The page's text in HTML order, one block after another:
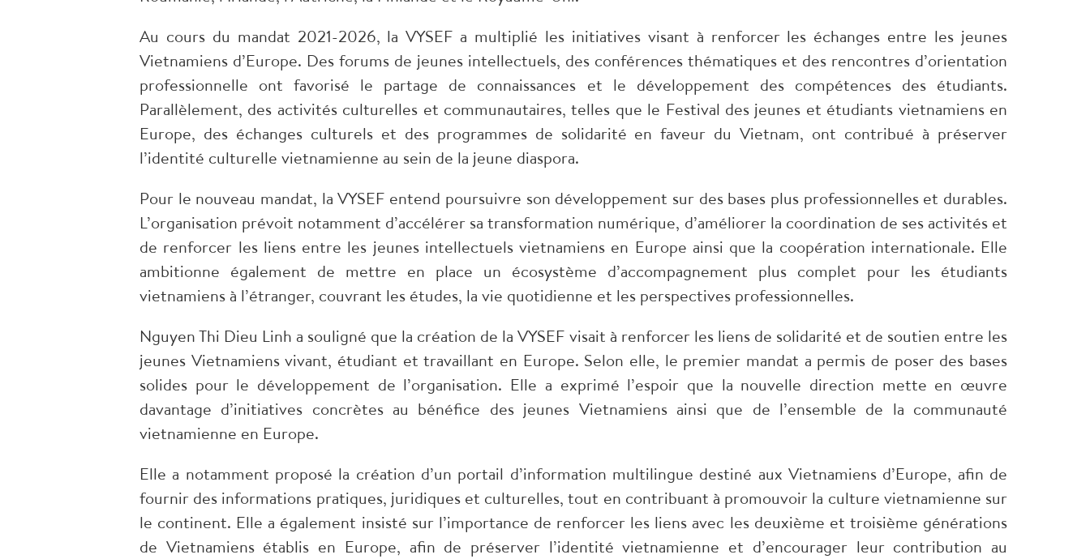
Au cours du mandat 2021-2026, la VYSEF a multiplié les initiatives visant à renforcer les échanges entre les jeunes
Vietnamiens d’Europe. Des forums de jeunes intellectuels, des conférences thématiques et des rencontres d’orientation
professionnelle ont favorisé le partage de connaissances et le développement des compétences des étudiants.
Parallèlement, des activités culturelles et communautaires, telles que le Festival des jeunes et étudiants vietnamiens en
Europe, des échanges culturels et des programmes de solidarité en faveur du Vietnam, ont contribué à préserver
l’identité culturelle vietnamienne au sein de la jeune diaspora.
Pour le nouveau mandat, la VYSEF entend poursuivre son développement sur des bases plus professionnelles et durables.
L’organisation prévoit notamment d’accélérer sa transformation numérique, d’améliorer la coordination de ses activités et
de renforcer les liens entre les jeunes intellectuels vietnamiens en Europe ainsi que la coopération internationale. Elle
ambitionne également de mettre en place un écosystème d’accompagnement plus complet pour les étudiants
vietnamiens à l’étranger, couvrant les études, la vie quotidienne et les perspectives professionnelles.
Nguyen Thi Dieu Linh a souligné que la création de la VYSEF visait à renforcer les liens de solidarité et de soutien entre les
jeunes Vietnamiens vivant, étudiant et travaillant en Europe. Selon elle, le premier mandat a permis de poser des bases
solides pour le développement de l’organisation. Elle a exprimé l’espoir que la nouvelle direction mette en œuvre
davantage d’initiatives concrètes au bénéfice des jeunes Vietnamiens ainsi que de l’ensemble de la communauté
vietnamienne en Europe.
Elle a notamment proposé la création d’un portail d’information multilingue destiné aux Vietnamiens d’Europe, afin de
fournir des informations pratiques, juridiques et culturelles, tout en contribuant à promouvoir la culture vietnamienne sur
le continent. Elle a également insisté sur l’importance de renforcer les liens avec les deuxième et troisième générations
de Vietnamiens établis en Europe, afin de préserver l’identité vietnamienne et d’encourager leur contribution au